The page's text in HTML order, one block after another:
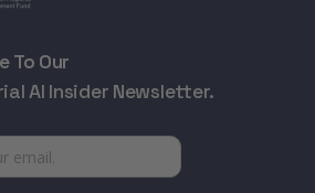
To Our
AI Insider Newsletter.